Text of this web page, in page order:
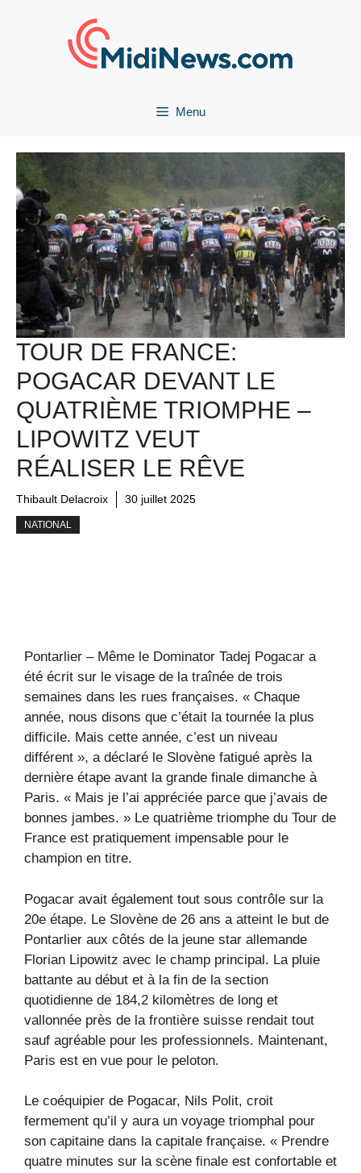
Menu
TOUR DE FRANCE:
POGACAR DEVANT LE
QUATRIÈME TRIOMPHE –
LIPOWITZ VEUT
RÉALISER LE RÊVE
Thibault Delacroix 30 juillet 2025
NATIONAL
Pontarlier – Même le Dominator Tadej Pogacar a
été écrit sur le visage de la traînée de trois
semaines dans les rues françaises. « Chaque
année, nous disons que c’était la tournée la plus
difficile. Mais cette année, c’est un niveau
différent », a déclaré le Slovène fatigué après la
dernière étape avant la grande finale dimanche à
Paris. « Mais je l’ai appréciée parce que j’avais de
bonnes jambes. » Le quatrième triomphe du Tour de
France est pratiquement impensable pour le
champion en titre.
Pogacar avait également tout sous contrôle sur la
20e étape. Le Slovène de 26 ans a atteint le but de
Pontarlier aux côtés de la jeune star allemande
Florian Lipowitz avec le champ principal. La pluie
battante au début et à la fin de la section
quotidienne de 184,2 kilomètres de long et
vallonnée près de la frontière suisse rendait tout
sauf agréable pour les professionnels. Maintenant,
Paris est en vue pour le peloton.
Le coéquipier de Pogacar, Nils Polit, croit
fermement qu’il y aura un voyage triomphal pour
son capitaine dans la capitale française. « Prendre
quatre minutes sur la scène finale est confortable et